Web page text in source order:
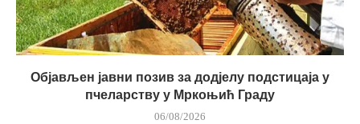
Објављен јавни позив за додјелу подстицаја у
пчеларству у Мркоњић Граду
06/08/2026